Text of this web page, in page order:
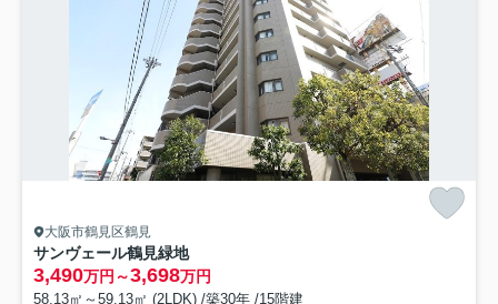
大阪市鶴見区鶴見
サンヴェール鶴見緑地
3,490万円～3,698万円
58.13㎡～59.13㎡ (2LDK) /築30年 /15階建